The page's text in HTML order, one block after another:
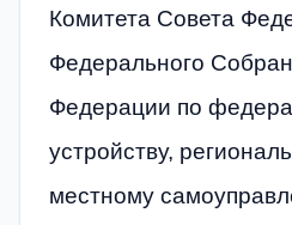
Комитета Совета
Федерального
Федерации по
устройству,
местному